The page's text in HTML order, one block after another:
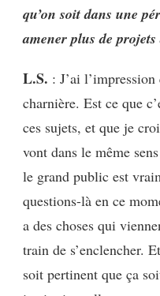
qu’on soit dans une
amener plus de projets
L.S. : J’ai
charnière. Est ce que
ces sujets, et que je
vont dans le même
le grand public est
questions-là en ce
a des choses qui
train de s’enclencher.
soit pertinent que ça